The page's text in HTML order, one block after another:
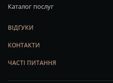
Каталог послуг
ВІДГУКИ
КОНТАКТИ
ЧАСТІ ПИТАННЯ